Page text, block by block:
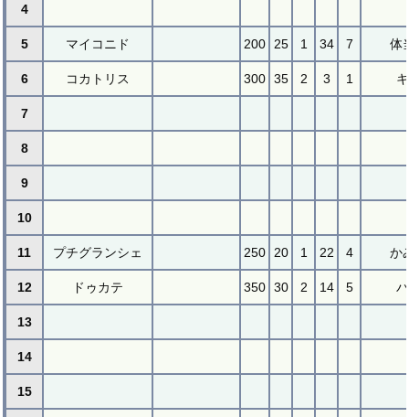
4
5 マイコニド 200 25 1 34 7 体
6 コカトリス 300 35 2 3 1
7
8
9
10
11 プチグランシェ 250 20 1 22 4 か
12 ドゥカテ 350 30 2 14 5
13
14
15